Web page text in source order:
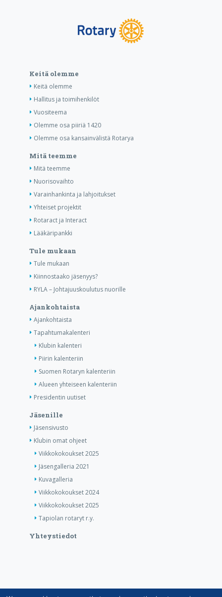
Keitä olemme
Keitä olemme
Hallitus ja toimihenkilöt
Vuositeema
Olemme osa piiriä 1420
Olemme osa kansainvälistä Rotarya
Mitä teemme
Mitä teemme
Nuorisovaihto
Varainhankinta ja lahjoitukset
Yhteiset projektit
Rotaract ja Interact
Lääkäripankki
Tule mukaan
Tule mukaan
Kiinnostaako jäsenyys?
RYLA – Johtajuuskoulutus nuorille
Ajankohtaista
Ajankohtaista
Tapahtumakalenteri
Klubin kalenteri
Piirin kalenteriin
Suomen Rotaryn kalenteriin
Alueen yhteiseen kalenteriin
Presidentin uutiset
Jäsenille
Jäsensivusto
Klubin omat ohjeet
Viikkokokoukset 2025
Jäsengalleria 2021
Kuvagalleria
Viikkokokoukset 2024
Viikkokokoukset 2025
Tapiolan rotaryt r.y.
Yhteystiedot